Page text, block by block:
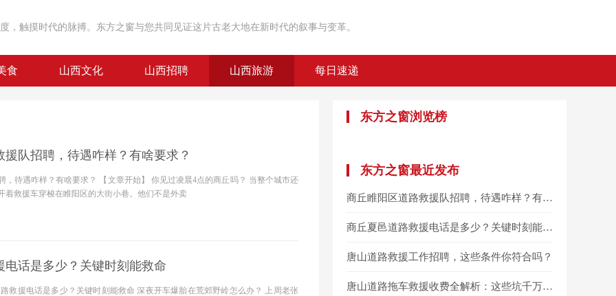
，触摸时代的脉搏。东方之窗与您共同见证这片古老大地在新时代的叙事与变革。
食 山西文化 山西招聘 山西旅游 每日速递
队招聘，待遇咋样？有啥要求？
，待遇咋样？有啥要求？ 【文章开始】 你见过凌晨4点的商丘吗？ 当整个城市还
着救援车穿梭在睢阳区的大街小巷。他们不是外卖
电话是多少？关键时刻能救命
救援电话是多少？关键时刻能救命 深夜开车爆胎在荒郊野岭怎么办？ 上周老张
东方之窗浏览榜
东方之窗最近发布
商丘睢阳区道路救援队招聘，待遇咋样？有啥要求？
商丘夏邑道路救援电话是多少？关键时刻能救命
唐山道路救援工作招聘，这些条件你符合吗？
唐山道路拖车救援收费全解析：这些坑千万别踩！